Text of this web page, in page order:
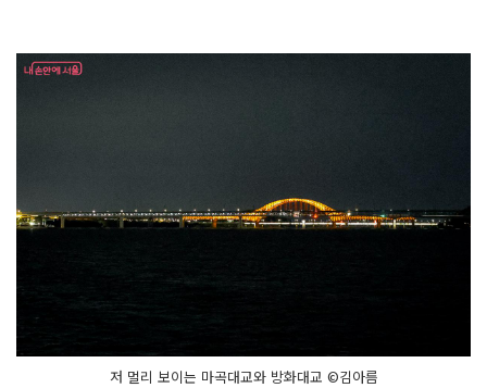
저 멀리 보이는 마곡대교와 방화대교 ©김아름